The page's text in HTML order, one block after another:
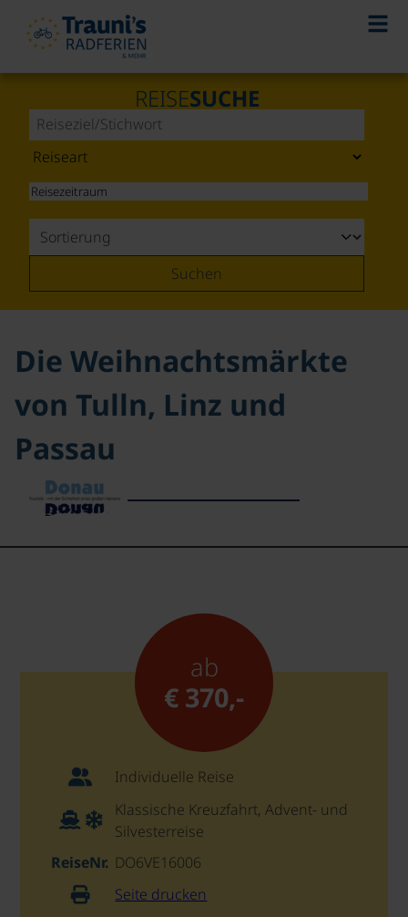
REISESUCHE
Suchen
Die Weihnachtsmärkte
von Tulln, Linz und
Passau
ab
€ 370,-
Individuelle Reise
Klassische Kreuzfahrt, Advent- und
Silvesterreise
ReiseNr. DO6VE16006
Seite drucken